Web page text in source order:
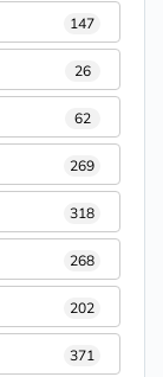
147
26
62
269
318
268
202
371